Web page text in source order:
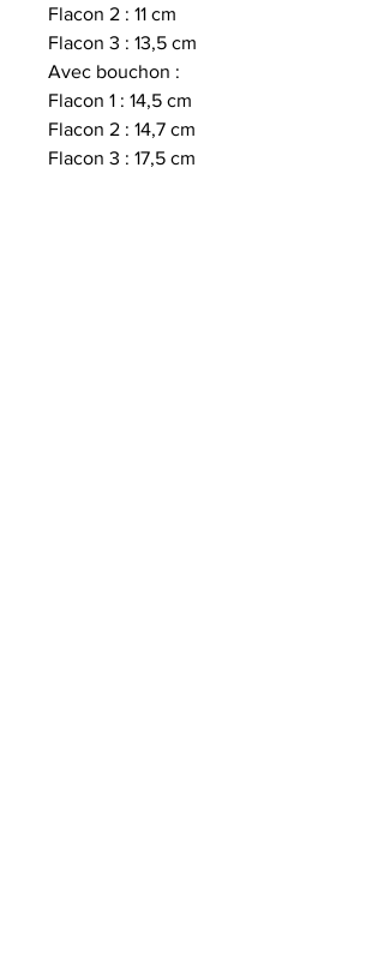
Flacon 2 : 11 cm
Flacon 3 : 13,5 cm
Avec bouchon :
Flacon 1 : 14,5 cm
Flacon 2 : 14,7 cm
Flacon 3 : 17,5 cm